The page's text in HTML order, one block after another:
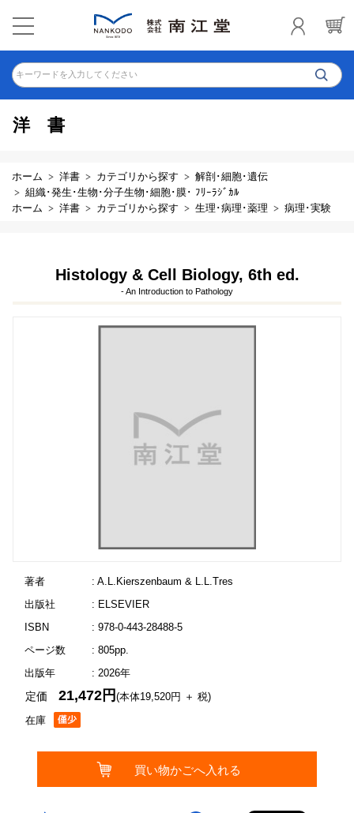
キーワードを入力してください
洋書
ホーム 洋書 カテゴリから探す
解剖･細胞･遺伝
組織･発生･生物･分子生物･細胞･膜･ ﾌﾘｰﾗｼﾞｶﾙ
ホーム
洋書 カテゴリから探す 生理･病理･薬理 病理･実験
Histology & Cell Biology, 6th ed.
- An Introduction to Pathology
著者
: A.L.Kierszenbaum & L.L.Tres
出版社
: ELSEVIER
ISBN
: 978-0-443-28488-5
ページ数
: 805pp.
出版年
: 2026年
在庫
定価21,472円(本体19,520円 ＋ 税)